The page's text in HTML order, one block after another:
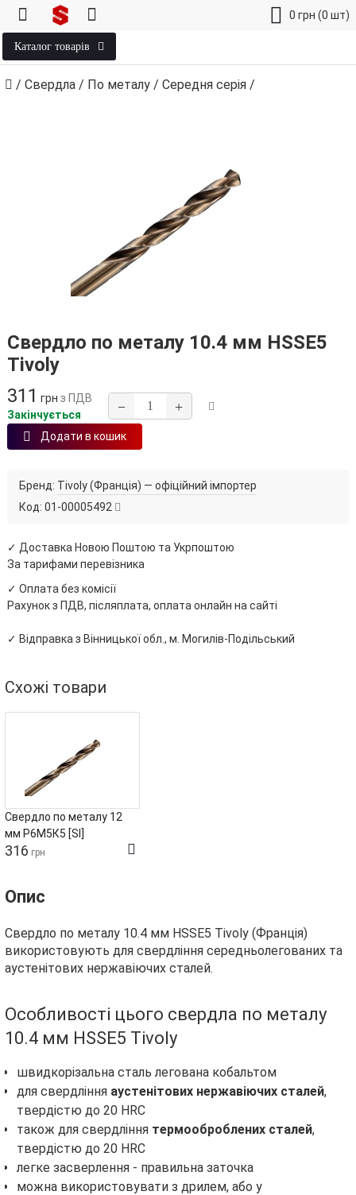
0 грн (0 шт)
Каталог товарів
/ Свердла / По металу / Середня серія /
Свердло по металу 10.4 мм HSSE5
Tivoly
311 грн з ПДВ
Закінчується
− +
Додати в кошик
Бренд: Tivoly (Франція) — офіційний імпортер
Код: 01-00005492
✓ Доставка Новою Поштою та Укрпоштою
За тарифами перевізника
✓ Оплата без комісії
Рахунок з ПДВ, післяплата, оплата онлайн на сайті
✓ Відправка з Вінницької обл., м. Могилів-Подільський
Схожі товари
Свердло по металу 12
мм Р6М5К5 [SI]
316 грн
Опис
Свердло по металу 10.4 мм HSSE5 Tivoly (Франція)
використовують для свердління середньолегованих та
аустенітових нержавіючих сталей.
Особливості цього свердла по металу
10.4 мм HSSE5 Tivoly
швидкорізальна сталь легована кобальтом
для свердління аустенітових нержавіючих сталей,
твердістю до 20 HRC
також для свердління термооброблених сталей,
твердістю до 20 HRC
легке засверлення - правильна заточка
можна використовувати з дрилем, або у